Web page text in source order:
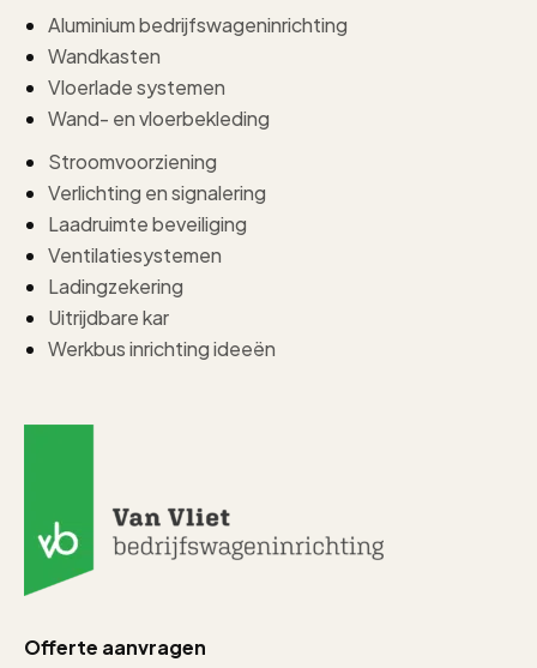
Aluminium bedrijfswageninrichting
Wandkasten
Vloerlade systemen
Wand- en vloerbekleding
Stroomvoorziening
Verlichting en signalering
Laadruimte beveiliging
Ventilatiesystemen
Ladingzekering
Uitrijdbare kar
Werkbus inrichting ideeën
Offerte aanvragen